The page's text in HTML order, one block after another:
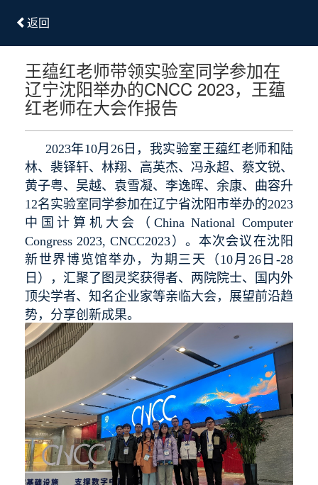
返回
王蕴红老师带领实验室同学参加在
辽宁沈阳举办的CNCC 2023，王蕴
红老师在大会作报告
2023年10月26日，我实验室王蕴红老师和陆
林、裴铎轩、林翔、高英杰、冯永超、蔡文锐、
黄子粤、吴越、袁雪凝、李逸晖、余康、曲容升
12名实验室同学参加在辽宁省沈阳市举办的2023
中国计算机大会（China National Computer
Congress 2023, CNCC2023）。本次会议在沈阳
新世界博览馆举办，为期三天（10月26日-28
日），汇聚了图灵奖获得者、两院院士、国内外
顶尖学者、知名企业家等亲临大会，展望前沿趋
势，分享创新成果。